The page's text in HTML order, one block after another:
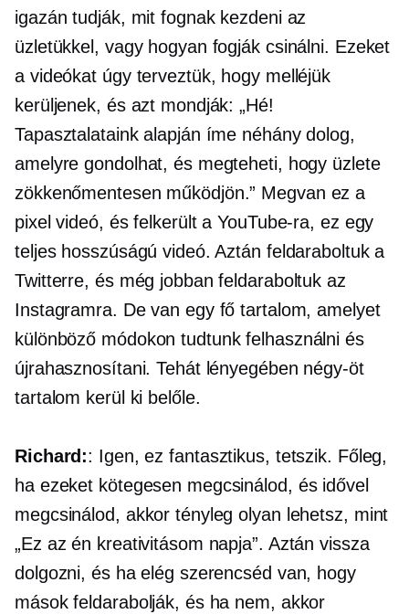
igazán tudják, mit fognak kezdeni az
üzletükkel, vagy hogyan fogják csinálni. Ezeket
a videókat úgy terveztük, hogy melléjük
kerüljenek, és azt mondják: „Hé!
Tapasztalataink alapján íme néhány dolog,
amelyre gondolhat, és megteheti, hogy üzlete
zökkenőmentesen működjön.” Megvan ez a
pixel videó, és felkerült a YouTube-ra, ez egy
teljes hosszúságú videó. Aztán feldaraboltuk a
Twitterre, és még jobban feldaraboltuk az
Instagramra. De van egy fő tartalom, amelyet
különböző módokon tudtunk felhasználni és
újrahasznosítani. Tehát lényegében négy-öt
tartalom kerül ki belőle.
Richard:: Igen, ez fantasztikus, tetszik. Főleg,
ha ezeket kötegesen megcsinálod, és idővel
megcsinálod, akkor tényleg olyan lehetsz, mint
„Ez az én kreativitásom napja”. Aztán vissza
dolgozni, és ha elég szerencséd van, hogy
mások feldarabolják, és ha nem, akkor